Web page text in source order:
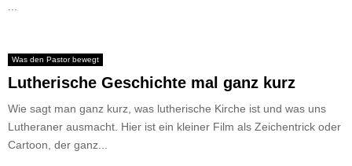
Was den Pastor bewegt
Lutherische Geschichte mal ganz kurz
Wie sagt man ganz kurz, was lutherische Kirche ist und was uns
Lutheraner ausmacht. Hier ist ein kleiner Film als Zeichentrick oder
Cartoon, der ganz...